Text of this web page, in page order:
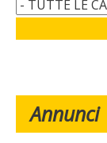
Annunci